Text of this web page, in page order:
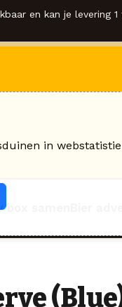
en kan je levering
samen
in